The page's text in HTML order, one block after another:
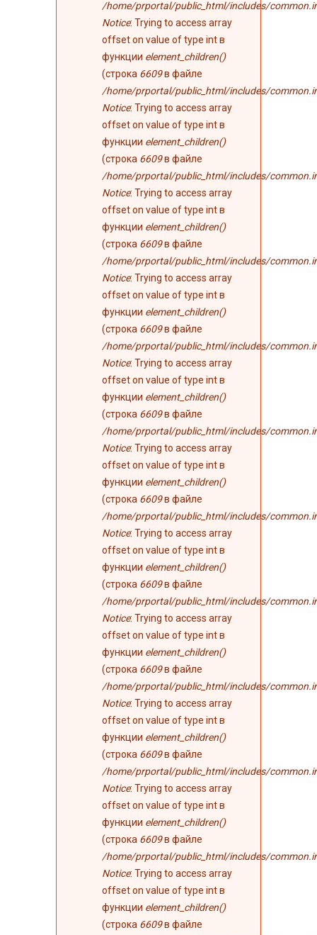
/home/prportal/public_html/includes/
Notice: Trying to access array
offset on value of type int в
функции element_children()
(строка 6609в файле
/home/prportal/public_html/includes/
Notice: Trying to access array
offset on value of type int в
функции element_children()
(строка 6609в файле
/home/prportal/public_html/includes/
Notice: Trying to access array
offset on value of type int в
функции element_children()
(строка 6609в файле
/home/prportal/public_html/includes/
Notice: Trying to access array
offset on value of type int в
функции element_children()
(строка 6609в файле
/home/prportal/public_html/includes/
Notice: Trying to access array
offset on value of type int в
функции element_children()
(строка 6609в файле
/home/prportal/public_html/includes/
Notice: Trying to access array
offset on value of type int в
функции element_children()
(строка 6609в файле
/home/prportal/public_html/includes/
Notice: Trying to access array
offset on value of type int в
функции element_children()
(строка 6609в файле
/home/prportal/public_html/includes/
Notice: Trying to access array
offset on value of type int в
функции element_children()
(строка 6609в файле
/home/prportal/public_html/includes/
Notice: Trying to access array
offset on value of type int в
функции element_children()
(строка 6609в файле
/home/prportal/public_html/includes/
Notice: Trying to access array
offset on value of type int в
функции element_children()
(строка 6609в файле
/home/prportal/public_html/includes/
Notice: Trying to access array
offset on value of type int в
функции element_children()
(строка 6609в файле